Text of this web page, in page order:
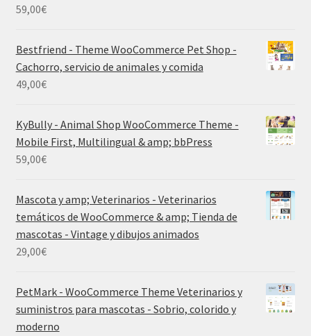
59,00€
Bestfriend - Theme WooCommerce Pet Shop -
Cachorro, servicio de animales y comida
49,00€
KyBully - Animal Shop WooCommerce Theme -
Mobile First, Multilingual & amp; bbPress
59,00€
Mascota y amp; Veterinarios - Veterinarios
temáticos de WooCommerce & amp; Tienda de
mascotas - Vintage y dibujos animados
29,00€
PetMark - WooCommerce Theme Veterinarios y
suministros para mascotas - Sobrio, colorido y
moderno